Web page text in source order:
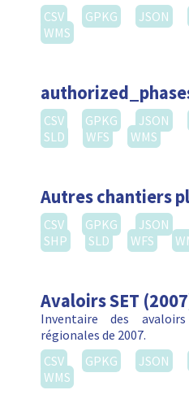
CSV
GPKG JSON
WMS
CSV GPKG JSON
SLD
WFS WMS
Autres chantiers
CSV GPKG
JSON
SHP
SLD WFS
Avaloirs SET
Inventaire des
régionales de 2007.
CSV
GPKG JSON
WMS